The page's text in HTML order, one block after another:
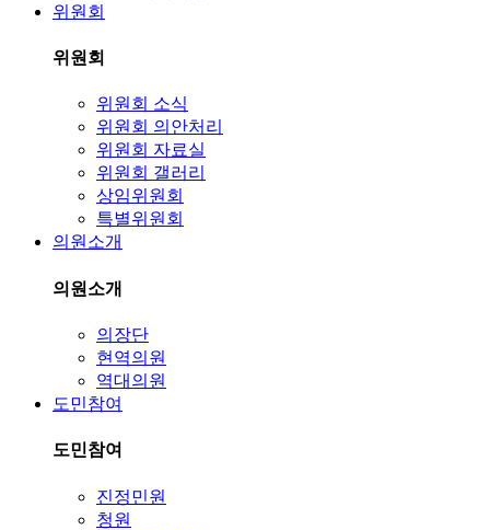
위원회
위원회
위원회 소식
위원회 의안처리
위원회 자료실
위원회 갤러리
상임위원회
특별위원회
의원소개
의원소개
의장단
현역의원
역대의원
도민참여
도민참여
진정민원
청원